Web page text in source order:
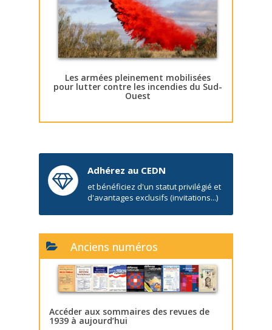
Les armées pleinement mobilisées
pour lutter contre les incendies du Sud-
Ouest
Adhérez au CEDN
et bénéficiez d'un statut privilégié et
d'avantages exclusifs (invitations...)
Anciens numéros
Accéder aux sommaires des revues de
1939 à aujourd’hui